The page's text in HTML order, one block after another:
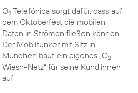
O2Telefónica sorgt dafür, dass auf
dem Oktoberfest die mobilen
Daten in Strömen fließen können.
Der Mobilfunker mit Sitz in
München baut ein eigenes „O2
Wiesn-Netz“ für seine Kund:innen
auf.